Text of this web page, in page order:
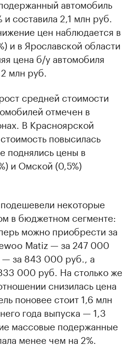
автомобиль
и составила 2,1 млн руб.
цен наблюдается в
и в Ярославской области
цена б/у автомобиля
млн руб.
средней стоимости
отмечен в
В Красноярской
повысилась
поднялись цены в
и Омской (0,5%)
некоторые
в бюджетном сегменте:
можно приобрести за
Matiz — за 247 000
— за 843 000 руб., а
000 руб. На столько же
снизилась цена
поновее стоит 1,6 млн
года выпуска — 1,3
массовые подержанные
менее чем на 2%.